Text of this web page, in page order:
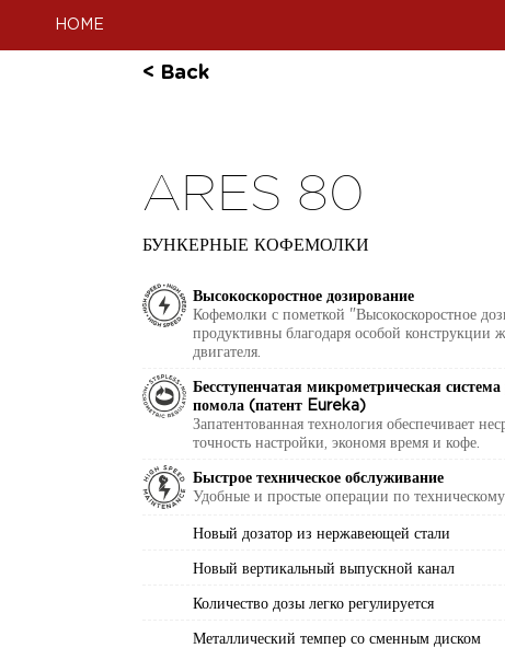
HOME
< Back
ARES 80
БУНКЕРНЫЕ КОФЕМОЛКИ
Высокоскоростное дозирование
Кофемолки с пометкой "Высокоскоростное
продуктивны благодаря особой конструкции
двигателя.
Бесступенчатая микрометрическая
помола (патент Eureka)
Запатентованная технология обеспечивает
точность настройки, экономя время и кофе.
Быстрое техническое обслуживание
Удобные и простые операции по
Новый дозатор из нержавеющей стали
Новый вертикальный выпускной канал
Количество дозы легко регулируется
Металлический темпер со сменным диском